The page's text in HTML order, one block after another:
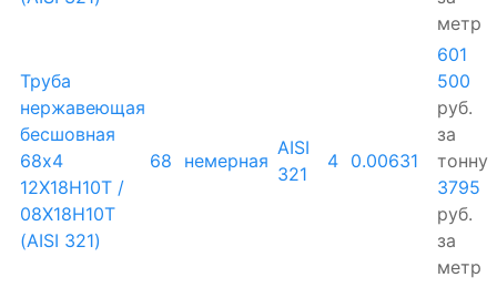
метр
Труба
нержавеющая
бесшовная
68х4
12Х18Н10Т /
08Х18Н10Т
(AISI 321)
68 немерная
AISI
321
4 0.00631
601
500
руб.
за
тонну
3795
руб.
за
метр